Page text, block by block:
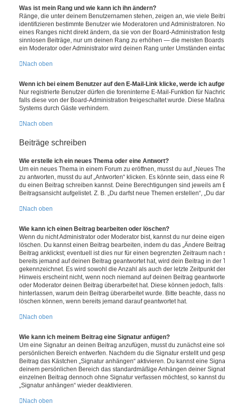
Was ist mein Rang und wie kann ich ihn ändern?
Ränge, die unter deinem Benutzernamen stehen, zeigen an, wie viele
identifizieren bestimmte Benutzer wie Moderatoren und Administratoren.
eines Ranges nicht direkt ändern, da sie von der Board-Administration
sinnlosen Beiträge, nur um deinen Rang zu erhöhen — die meisten
ein Moderator oder Administrator wird deinen Rang unter Umständen
Nach oben
Wenn ich bei einem Benutzer auf den E-Mail-Link klicke, werde ich
Nur registrierte Benutzer dürfen die foreninterne E-Mail-Funktion für
falls diese von der Board-Administration freigeschaltet wurde. Diese
Systems durch Gäste verhindern.
Nach oben
Beiträge schreiben
Wie erstelle ich ein neues Thema oder eine Antwort?
Um ein neues Thema in einem Forum zu eröffnen, musst du auf „Neues
zu antworten, musst du auf „Antworten“ klicken. Es könnte sein, dass eine
du einen Beitrag schreiben kannst. Deine Berechtigungen sind jeweils am
Beitragsansicht aufgelistet. Z. B. „Du darfst neue Themen erstellen“, „Du
Nach oben
Wie kann ich einen Beitrag bearbeiten oder löschen?
Wenn du nicht Administrator oder Moderator bist, kannst du nur deine
löschen. Du kannst einen Beitrag bearbeiten, indem du das „Ändere
Beitrag anklickst; eventuell ist dies nur für einen begrenzten Zeitraum
bereits jemand auf deinen Beitrag geantwortet hat, wird dein Beitrag in der
gekennzeichnet. Es wird sowohl die Anzahl als auch der letzte Zeitpunkt
Hinweis erscheint nicht, wenn noch niemand auf deinen Beitrag
oder Moderator deinen Beitrag überarbeitet hat. Diese können jedoch,
hinterlassen, warum dein Beitrag überarbeitet wurde. Bitte beachte, dass
löschen können, wenn bereits jemand darauf geantwortet hat.
Nach oben
Wie kann ich meinem Beitrag eine Signatur anfügen?
Um eine Signatur an deinen Beitrag anzufügen, musst du zunächst eine
persönlichen Bereich entwerfen. Nachdem du die Signatur erstellt und
Beitrag das Kästchen „Signatur anhängen“ aktivieren. Du kannst eine
deinem persönlichen Bereich das standardmäßige Anhängen deiner
einzelnen Beitrag dennoch ohne Signatur verfassen möchtest, so kannst
„Signatur anhängen“ wieder deaktivieren.
Nach oben